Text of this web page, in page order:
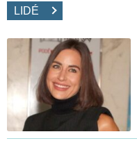
LIDÉ